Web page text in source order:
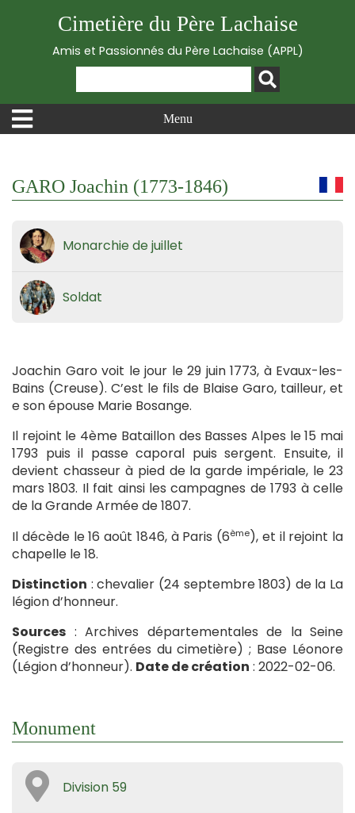
Cimetière du Père Lachaise
Amis et Passionnés du Père Lachaise (APPL)
Menu
GARO Joachin (1773-1846)
Monarchie de juillet
Soldat
Joachin Garo voit le jour le 29 juin 1773, à Evaux-les-
Bains (Creuse). C’est le fils de Blaise Garo, tailleur, et
e son épouse Marie Bosange.
Il rejoint le 4ème Bataillon des Basses Alpes le 15 mai
1793 puis il passe caporal puis sergent. Ensuite, il
devient chasseur à pied de la garde impériale, le 23
mars 1803. Il fait ainsi les campagnes de 1793 à celle
de la Grande Armée de 1807.
Il décède le 16 août 1846, à Paris (6ème), et il rejoint la
chapelle le 18.
Distinction : chevalier (24 septembre 1803) de la La
légion d’honneur.
Sources : Archives départementales de la Seine
(Registre des entrées du cimetière) ; Base Léonore
(Légion d’honneur). Date de création : 2022-02-06.
Monument
Division 59